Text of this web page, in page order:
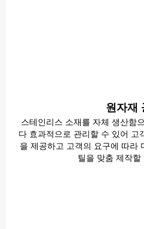
원자재
스테인리스 소재를 자체 생산함
다 효과적으로 관리할 수 있어 고
을 제공하고 고객의 요구에 따라
틸을 맞춤 제작할